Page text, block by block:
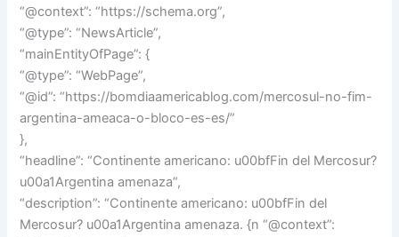
“@context”: “https://schema.org”,
“@type”: “NewsArticle”,
“mainEntityOfPage”: {
“@type”: “WebPage”,
“@id”: “https://bomdiaamericablog.com/mercosul-no-fim-
argentina-ameaca-o-bloco-es-es/”
},
“headline”: “Continente americano: u00bfFin del Mercosur?
u00a1Argentina amenaza”,
“description”: “Continente americano: u00bfFin del
Mercosur? u00a1Argentina amenaza. {n “@context”: